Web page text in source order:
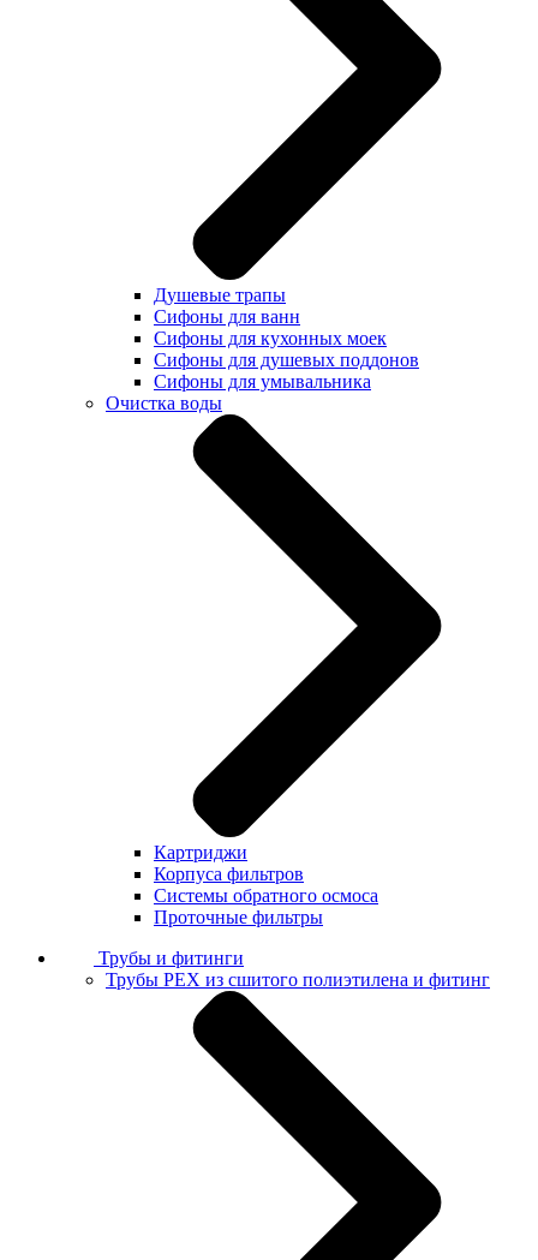
Душевые трапы
Сифоны для ванн
Сифоны для кухонных моек
Сифоны для душевых поддонов
Сифоны для умывальника
Очистка воды
Картриджи
Корпуса фильтров
Системы обратного осмоса
Проточные фильтры
Трубы и фитинги
Трубы PEX из сшитого полиэтилена и фитинг